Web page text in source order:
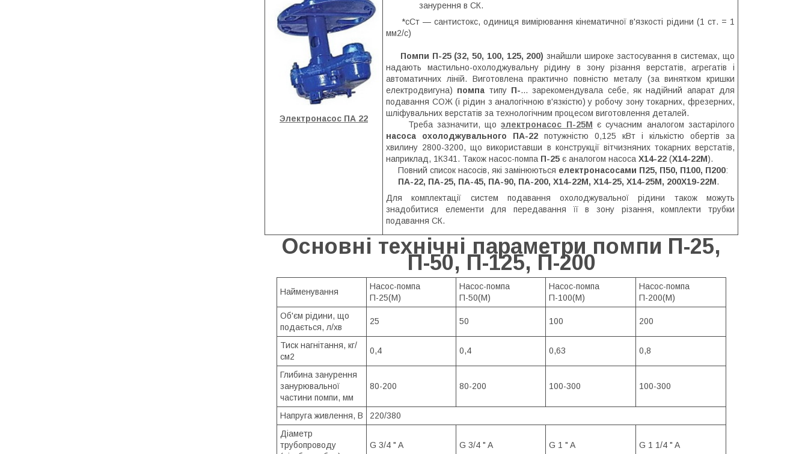
Электронасос ПА 22
занурення в СК.
*сСт — сантистокс, одиниця вимірювання кінематичної в'язкості рідини (1 ст. = 1
мм2/с)
Помпи П-25 (32, 50, 100, 125, 200) знайшли широке застосування в системах, що
надають мастильно-охолоджувальну рідину в зону різання верстатів, агрегатів і
автоматичних ліній. Виготовлена практично повністю металу (за винятком кришки
електродвигуна) помпа типу П-... зарекомендувала себе, як надійний апарат для
подавання СОЖ (і рідин з аналогічною в'язкістю) у робочу зону токарних, фрезерних,
шліфувальних верстатів за технологічним процесом виготовлення деталей.
Треба зазначити, щоэлектронасос П-25М є сучасним аналогом застарілого
насоса охолоджувального ПА-22 потужністю 0,125 кВт і кількістю обертів за
хвилину 2800-3200, що використавши в конструкції вітчизняних токарних верстатів,
наприклад, 1К341. Також насос-помпа П-25 є аналогом насоса Х14-22 (Х14-22М).
Повний список насосів, які замінюються електронасосами П25, П50, П100, П200:
ПА-22, ПА-25, ПА-45, ПА-90, ПА-200, Х14-22М, Х14-25, Х14-25М, 200Х19-22М.
Для комплектації систем подавання охолоджувальної рідини також можуть
знадобитися елементи для передавання її в зону різання, комплекти трубки
подавання СК.
Основні технічні параметри помпи П-25,
П-50, П-125, П-200
Найменування
Насос-помпа
П-25(М)
Насос-помпа
П-50(М)
Насос-помпа
П-100(М)
Насос-помпа
П-200(М)
Об'єм рідини, що
подається, л/хв
25 50 100 200
Тиск нагнітання, кг/
см2
0,4 0,4 0,63 0,8
Глибина занурення
занурювальної
частини помпи, мм
80-200 80-200 100-300 100-300
Напруга живлення, В
220/380
Діаметр
трубопроводу
G 3/4 " A G 3/4 " A G 1 " A G 1 1/4 " A